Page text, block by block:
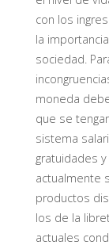
con los
la
sociedad.
moneda
que se
sistema
gratuidades
actualmente
productos
los de la
actuales